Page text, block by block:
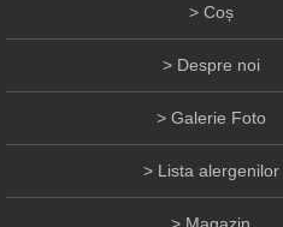
Coș
Despre noi
Galerie Foto
Lista alergenilor